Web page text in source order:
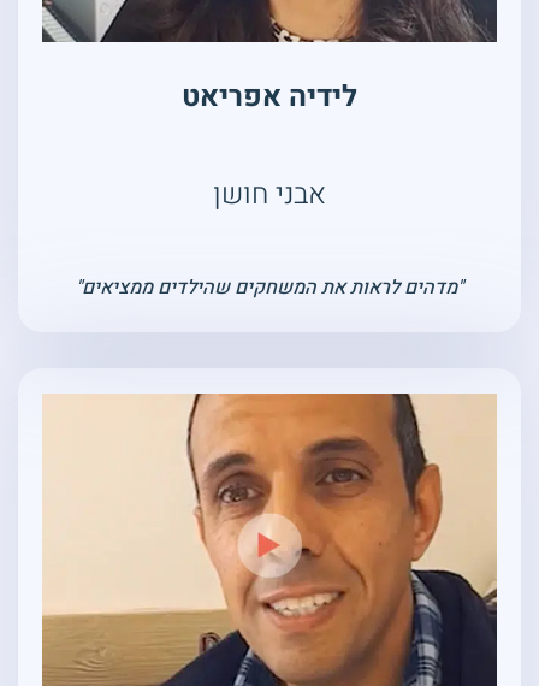
לידיה אפריאט
אבני חושן
"מדהים לראות את המשחקים שהילדים ממציאים"